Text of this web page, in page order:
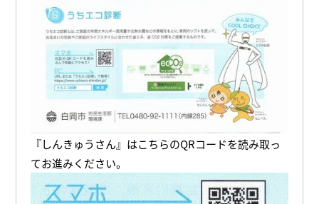
『しんきゅうさん』はこちらのQRコードを読み取っ
てお進みください。